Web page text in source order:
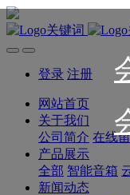
登录 注册
网站首页
关于我们
公司简介 在线
产品展示
全部 智能音箱
新闻动态